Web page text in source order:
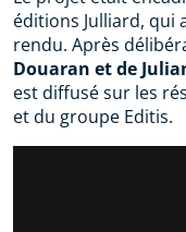
éditions Julliard, qui
rendu. Après
Douaran et de
est diffusé sur les
et du groupe Editis.